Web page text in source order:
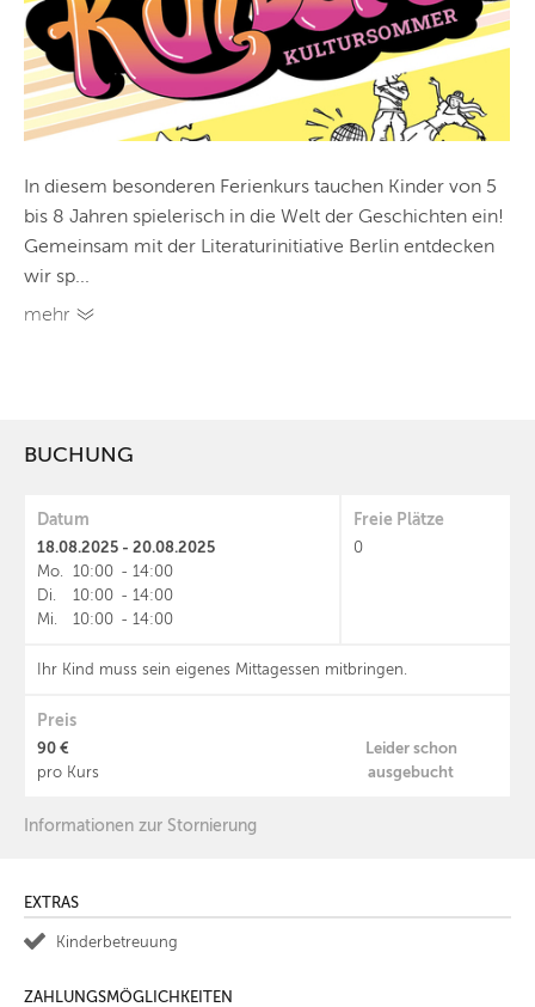
In diesem besonderen Ferienkurs tauchen Kinder von 5
bis 8 Jahren spielerisch in die Welt der Geschichten ein!
Gemeinsam mit der Literaturinitiative Berlin entdecken
wir sp...
mehr
BUCHUNG
Datum
18.08.2025 - 20.08.2025
Mo. 10:00 - 14:00
Di.
10:00 - 14:00
Mi.
10:00 - 14:00
Ihr Kind muss sein eigenes Mittagessen mitbringen.
Freie Plätze
0
Preis
90 €
pro Kurs
Leider schon
ausgebucht
Informationen zur Stornierung
EXTRAS
Kinderbetreuung
ZAHLUNGSMÖGLICHKEITEN